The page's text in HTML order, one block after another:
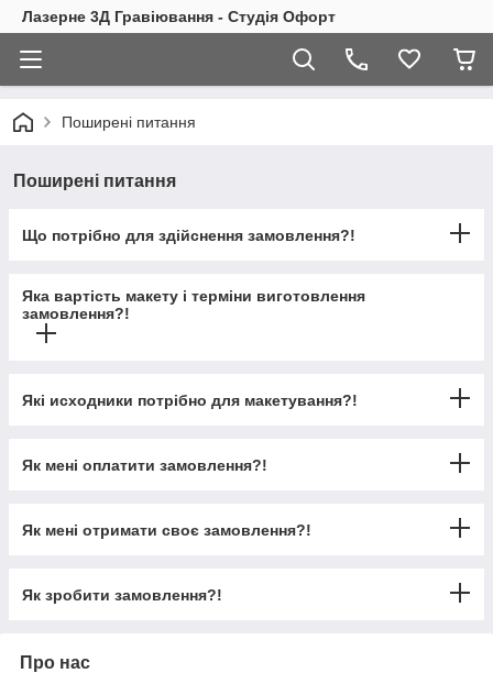
Лазерне 3Д Гравіювання - Студія Офорт
Поширені питання
Поширені питання
Що потрібно для здійснення замовлення?!
Яка вартість макету і терміни виготовлення
замовлення?!
Які исходники потрібно для макетування?!
Як мені оплатити замовлення?!
Як мені отримати своє замовлення?!
Як зробити замовлення?!
Про нас